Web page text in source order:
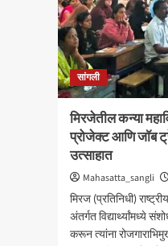
सांगली
मिरजेतील कन्या
प्रोजेक्ट आणि जॉब
उत्साहात
Mahasatta_sangli
मिरज (प्रतिनिधी)
अंतर्गत विद्यार्थ्यांमध्ये
करून त्यांना